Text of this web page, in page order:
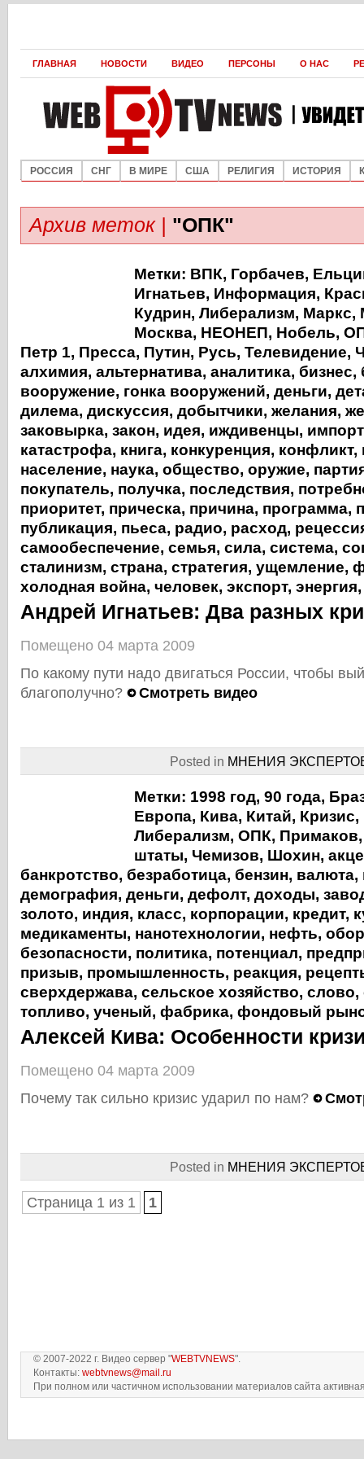
ГЛАВНАЯ НОВОСТИ ВИДЕО ПЕРСОНЫ О НАС
РОССИЯ СНГ В МИРЕ США РЕЛИГИЯ ИСТОРИЯ
Архив меток | "ОПК"
Метки: ВПК, Горбачев,
Игнатьев, Информация,
Кудрин, Либерализм, Маркс,
Москва, НЕОНЕП, Нобель,
Петр 1, Пресса, Путин, Русь, Телевидение,
алхимия, альтернатива, аналитика, бизнес,
вооружение, гонка вооружений, деньги,
дилема, дискуссия, добытчики, желания,
заковырка, закон, идея, иждивенцы, импорт
катастрофа, книга, конкуренция, конфликт,
население, наука, общество, оружие,
покупатель, получка, последствия,
приоритет, прическа, причина, программа,
публикация, пьеса, радио, расход,
самообеспечение, семья, сила, система,
сталинизм, страна, стратегия, ущемление,
холодная война, человек, экспорт, энергия
Андрей Игнатьев: Два разных
Помещено 04 марта 2009
По какому пути надо двигаться России, чтобы
благополучно?
Смотреть видео
Posted in МНЕНИЯ
Метки: 1998 год, 90 года,
Европа, Кива, Китай, Кризис,
Либерализм, ОПК, Примаков
штаты, Чемизов, Шохин,
банкротство, безработица, бензин, валюта,
демография, деньги, дефолт, доходы,
золото, индия, класс, корпорации, кредит,
медикаменты, нанотехнологии, нефть,
безопасности, политика, потенциал,
призыв, промышленность, реакция,
сверхдержава, сельское хозяйство, слово,
топливо, ученый, фабрика, фондовый
Алексей Кива: Особенности
Помещено 04 марта 2009
Почему так сильно кризис ударил по нам?
Posted in МНЕНИЯ
Страница 1 из 1 1
© 2007-2022 г. Видео сервер "WEBTVNEWS".
Контакты: webtvnews@mail.ru
При полном или частичном использовании материалов сайта